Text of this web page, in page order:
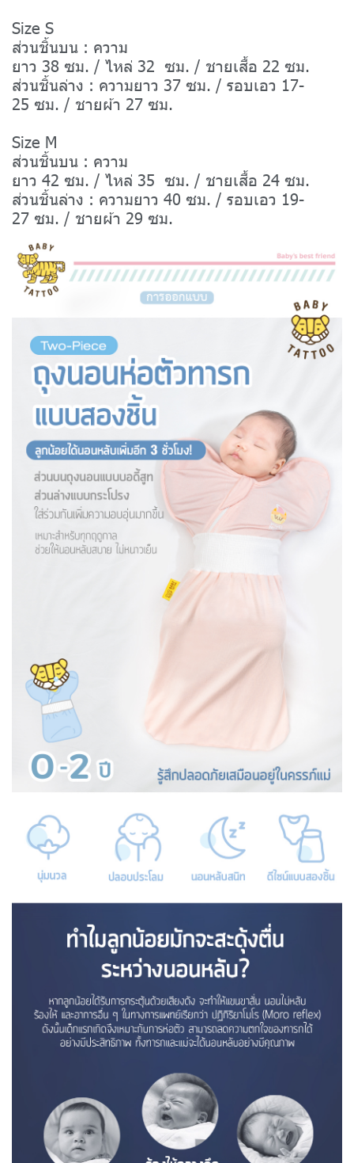
Size S
ส่วนชิ้นบน : ความ
ยาว 38 ซม. / ไหล่ 32 ซม. / ชายเสื้อ 22 ซม.
ส่วนชิ้นล่าง : ความยาว 37 ซม. / รอบเอว 17-
25 ซม. / ชายผ้า 27 ซม.
Size M
ส่วนชิ้นบน : ความ
ยาว 42 ซม. / ไหล่ 35 ซม. / ชายเสื้อ 24 ซม.
ส่วนชิ้นล่าง : ความยาว 40 ซม. / รอบเอว 19-
27 ซม. / ชายผ้า 29 ซม.